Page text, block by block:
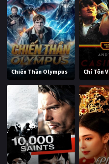
Chiến Thần Olympus Chí Tôn